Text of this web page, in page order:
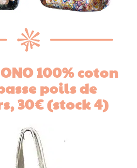
100% coton
poils de
30€ (stock 4)